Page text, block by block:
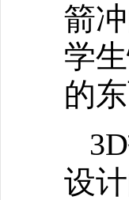
箭
学
的
设